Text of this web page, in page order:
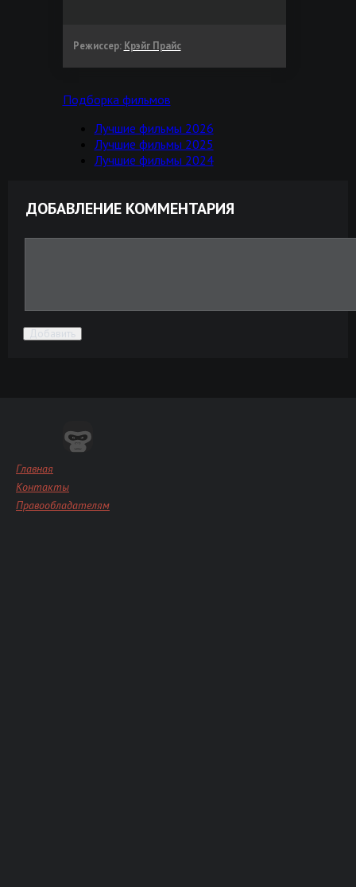
Режиссер: Крэйг Прайс
Подборка фильмов
Лучшие фильмы 2026
Лучшие фильмы 2025
Лучшие фильмы 2024
ДОБАВЛЕНИЕ КОММЕНТАРИЯ
Добавить
Главная
Контакты
Правообладателям